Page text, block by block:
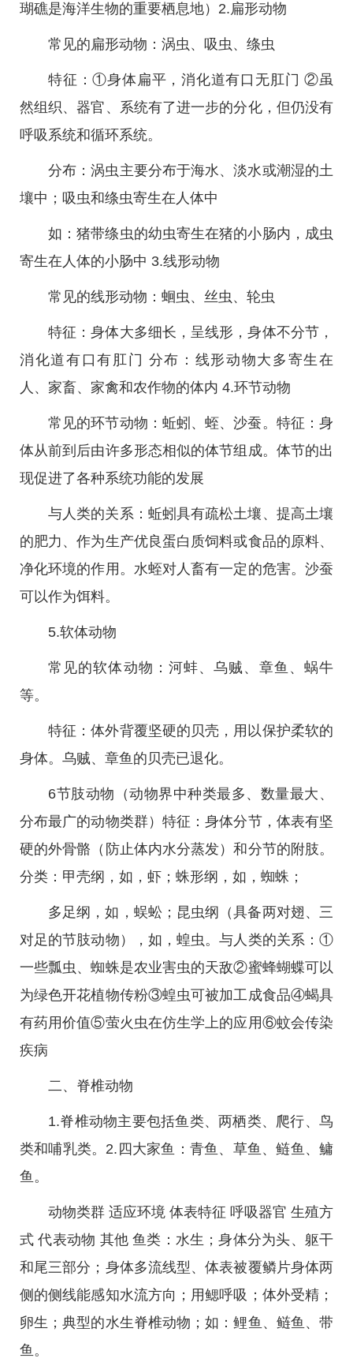
瑚礁是海洋生物的重要栖息地）2.扁形动物
常见的扁形动物：涡虫、吸虫、绦虫
特征：①身体扁平，消化道有口无肛门 ②虽
然组织、器官、系统有了进一步的分化，但仍没有
呼吸系统和循环系统。
分布：涡虫主要分布于海水、淡水或潮湿的土
壤中；吸虫和绦虫寄生在人体中
如：猪带绦虫的幼虫寄生在猪的小肠内，成虫
寄生在人体的小肠中 3.线形动物
常见的线形动物：蛔虫、丝虫、轮虫
特征：身体大多细长，呈线形，身体不分节，
消化道有口有肛门 分布：线形动物大多寄生在
人、家畜、家禽和农作物的体内 4.环节动物
常见的环节动物：蚯蚓、蛭、沙蚕。特征：身
体从前到后由许多形态相似的体节组成。体节的出
现促进了各种系统功能的发展
与人类的关系：蚯蚓具有疏松土壤、提高土壤
的肥力、作为生产优良蛋白质饲料或食品的原料、
净化环境的作用。水蛭对人畜有一定的危害。沙蚕
可以作为饵料。
5.软体动物
常见的软体动物：河蚌、乌贼、章鱼、蜗牛
等。
特征：体外背覆坚硬的贝壳，用以保护柔软的
身体。乌贼、章鱼的贝壳已退化。
6节肢动物（动物界中种类最多、数量最大、
分布最广的动物类群）特征：身体分节，体表有坚
硬的外骨骼（防止体内水分蒸发）和分节的附肢。
分类：甲壳纲，如，虾；蛛形纲，如，蜘蛛；
多足纲，如，蜈蚣；昆虫纲（具备两对翅、三
对足的节肢动物），如，蝗虫。与人类的关系：①
一些瓢虫、蜘蛛是农业害虫的天敌②蜜蜂蝴蝶可以
为绿色开花植物传粉③蝗虫可被加工成食品④蝎具
有药用价值⑤萤火虫在仿生学上的应用⑥蚊会传染
疾病
二、脊椎动物
1.脊椎动物主要包括鱼类、两栖类、爬行、鸟
类和哺乳类。2.四大家鱼：青鱼、草鱼、鲢鱼、鳙
鱼。
动物类群 适应环境 体表特征 呼吸器官 生殖方
式 代表动物 其他 鱼类：水生；身体分为头、躯干
和尾三部分；身体多流线型、体表被覆鳞片身体两
侧的侧线能感知水流方向；用鳃呼吸；体外受精；
卵生；典型的水生脊椎动物；如：鲤鱼、鲢鱼、带
鱼。